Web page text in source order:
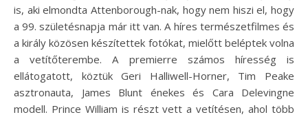
is, aki elmondta Attenborough-nak, hogy nem hiszi el, hogy
a 99. születésnapja már itt van. A híres természetfilmes és
a király közösen készítettek fotókat, mielőtt beléptek volna
a vetítőterembe. A premierre számos híresség is
ellátogatott, köztük Geri Halliwell-Horner, Tim Peake
asztronauta, James Blunt énekes és Cara Delevingne
modell. Prince William is részt vett a vetítésen, ahol több